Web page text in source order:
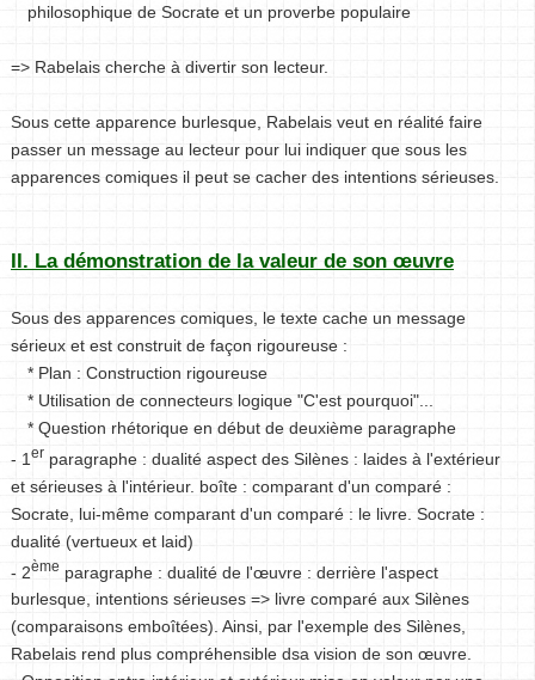
philosophique de Socrate et un proverbe populaire
=> Rabelais cherche à divertir son lecteur.
Sous cette apparence burlesque, Rabelais veut en réalité faire
passer un message au lecteur pour lui indiquer que sous les
apparences comiques il peut se cacher des intentions sérieuses.
II. La démonstration de la valeur de son œuvre
Sous des apparences comiques, le texte cache un message
sérieux et est construit de façon rigoureuse :
* Plan : Construction rigoureuse
* Utilisation de connecteurs logique "C'est pourquoi"...
* Question rhétorique en début de deuxième paragraphe
- 1 er paragraphe : dualité aspect des Silènes : laides à l'extérieur
et sérieuses à l'intérieur. boîte : comparant d'un comparé :
Socrate, lui-même comparant d'un comparé : le livre. Socrate :
dualité (vertueux et laid)
- 2ème paragraphe : dualité de l'œuvre : derrière l'aspect
burlesque, intentions sérieuses => livre comparé aux Silènes
(comparaisons emboîtées). Ainsi, par l'exemple des Silènes,
Rabelais rend plus compréhensible dsa vision de son œuvre.